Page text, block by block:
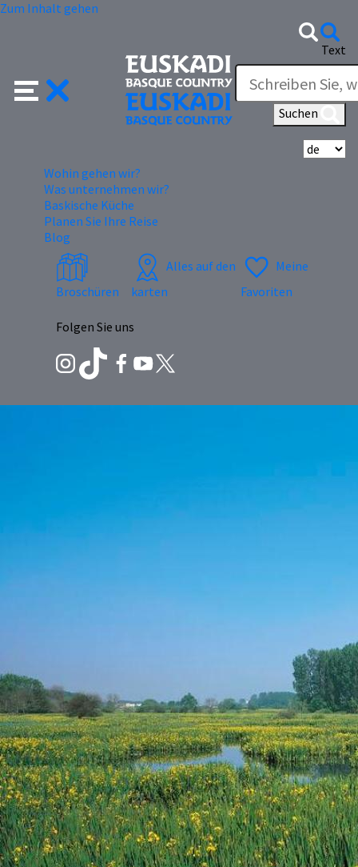
Zum Inhalt gehen
Text
Suchen
Wohin gehen wir?
Was unternehmen wir?
Baskische Küche
Planen Sie Ihre Reise
Blog
Broschüren
Alles auf den
karten
Meine
Favoriten
Folgen Sie uns